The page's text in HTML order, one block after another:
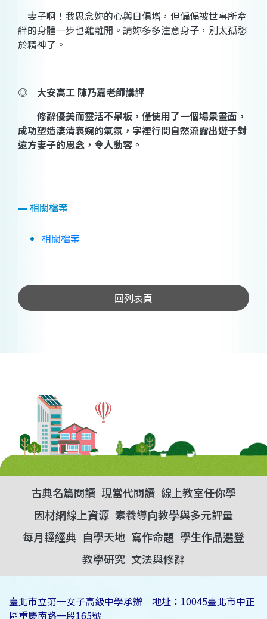
妻子啊！我思念妳的心與日俱增，但偏偏被世事所牽
絆的身體一步也難離開。請妳多多注意身子，別太孤愁
於精神了。
◎ 大安高工 陳乃嘉老師講評
修辭優美而靈活不呆板，僅使用了一個場景畫面，
成功塑造淒清哀婉的氣氛，字裡行間自然流露出遊子對
遠方妻子的思念，令人動容。
相關檔案
相關檔案
回列表頁
古典名篇閱讀 現當代閱讀 線上教室任你學
因材網線上資源 素養導向教學與多元評量
每月輕經典 自學天地 寫作命題 學生作品選登
教學研究 文法與修辭
臺北市立第一女子高級中學承辦 地址：10045臺北市中正
區重慶南路一段165號